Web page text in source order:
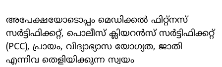
അപേക്ഷയോടൊപ്പം മെഡിക്കൽ ഫിറ്റ്നസ്
സർട്ടിഫിക്കറ്റ്, പൊലീസ് ക്ലിയറൻസ് സർട്ടിഫിക്കറ്റ്
(PCC), പ്രായം, വിദ്യാഭ്യാസ യോഗ്യത, ജാതി
എന്നിവ തെളിയിക്കുന്ന സ്വയം